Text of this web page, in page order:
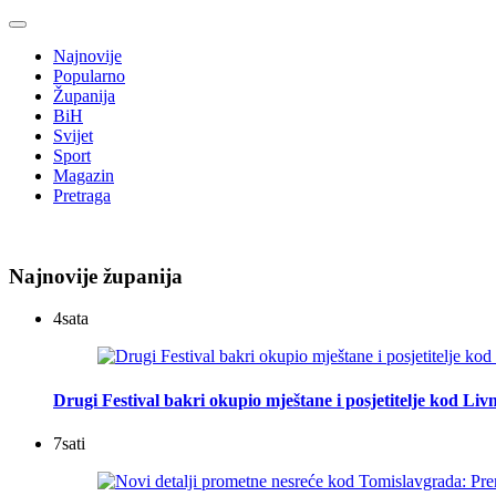
Najnovije
Popularno
Županija
BiH
Svijet
Sport
Magazin
Pretraga
Najnovije županija
4sata
Drugi Festival bakri okupio mještane i posjetitelje kod
7sati